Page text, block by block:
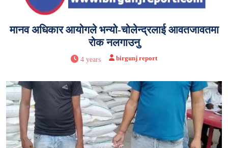
मानव अधिकार आयोगले भन्यो-चोलेन्द्रलाई आवतजावतमा
रोक नलगाउनु
4 years birgunj report